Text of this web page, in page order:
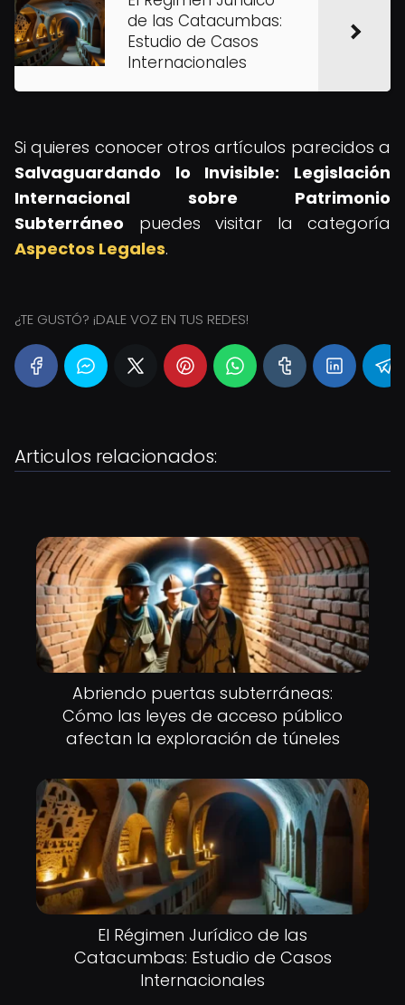
de las Catacumbas:
Estudio de Casos
Internacionales
Si quieres conocer otros artículos parecidos a
Salvaguardando lo Invisible: Legislación
Internacional sobre Patrimonio
Subterráneo puedes visitar la categoría
Aspectos Legales.
¿TE GUSTÓ? ¡DALE VOZ EN TUS REDES!
Articulos relacionados:
Abriendo puertas subterráneas:
Cómo las leyes de acceso público
afectan la exploración de túneles
El Régimen Jurídico de las
Catacumbas: Estudio de Casos
Internacionales